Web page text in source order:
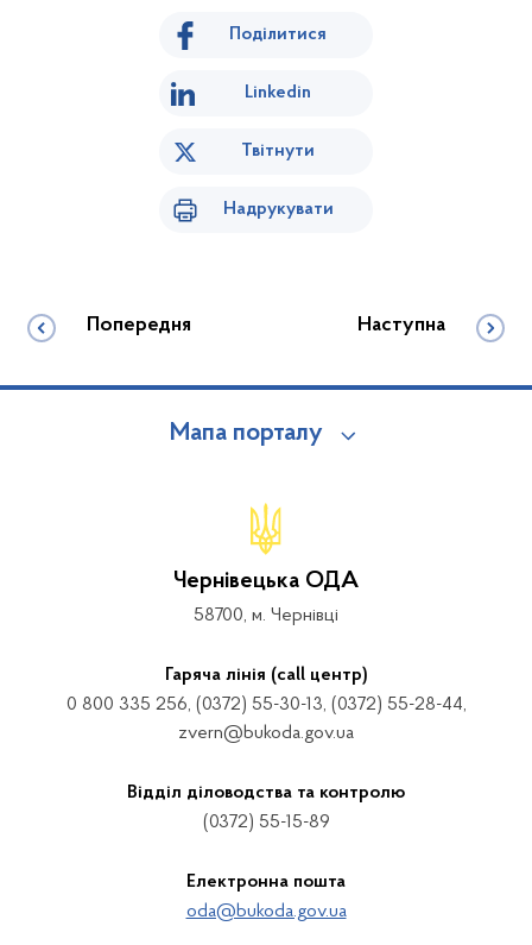
Поділитися
Linkedin
Твітнути
Надрукувати
Попередня Наступна
Мапа порталу
Чернівецька ОДА
58700, м. Чернівці
Гаряча лінія (call центр)
0 800 335 256, (0372) 55-30-13, (0372) 55-28-44,
zvern@bukoda.gov.ua
Відділ діловодства та контролю
(0372) 55-15-89
Електронна пошта
oda@bukoda.gov.ua